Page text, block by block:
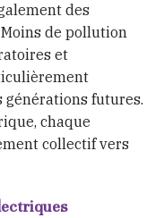
des
de pollution
et
futures.
chaque
collectif vers